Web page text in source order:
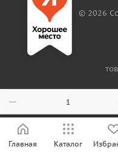
© 2026
Главная Каталог